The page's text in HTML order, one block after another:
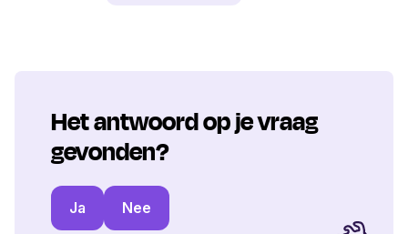
Het antwoord op je vraag
gevonden?
Ja Nee